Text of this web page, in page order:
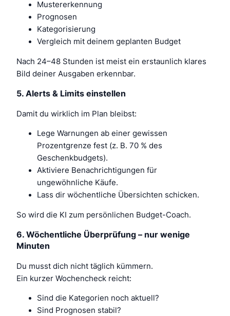
Mustererkennung
Prognosen
Kategorisierung
Vergleich mit deinem geplanten Budget
Nach 24–48 Stunden ist meist ein erstaunlich klares
Bild deiner Ausgaben erkennbar.
5. Alerts & Limits einstellen
Damit du wirklich im Plan bleibst:
Lege Warnungen ab einer gewissen
Prozentgrenze fest (z. B. 70 % des
Geschenkbudgets).
Aktiviere Benachrichtigungen für
ungewöhnliche Käufe.
Lass dir wöchentliche Übersichten schicken.
So wird die KI zum persönlichen Budget-Coach.
6. Wöchentliche Überprüfung – nur wenige
Minuten
Du musst dich nicht täglich kümmern.
Ein kurzer Wochencheck reicht:
Sind die Kategorien noch aktuell?
Sind Prognosen stabil?